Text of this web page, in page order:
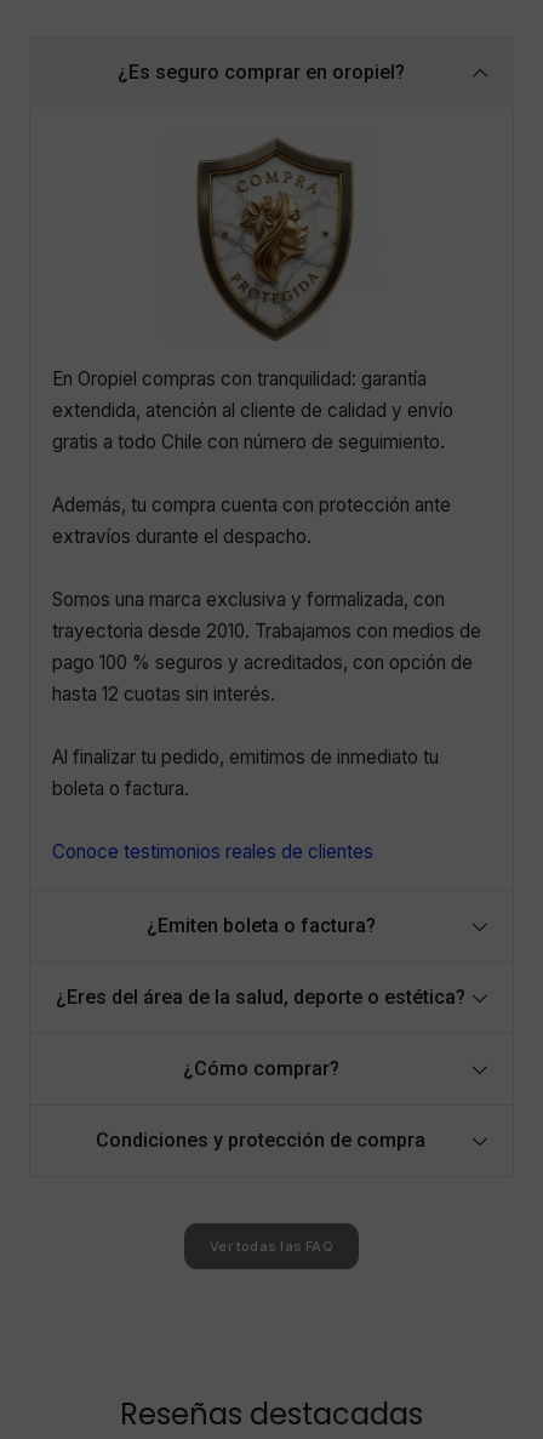
¿Es seguro comprar en oropiel?
En Oropiel compras con tranquilidad: garantía
extendida, atención al cliente de calidad y envío
gratis a todo Chile con número de seguimiento.
Además, tu compra cuenta con protección ante
extravíos durante el despacho.
Somos una marca exclusiva y formalizada, con
trayectoria desde 2010. Trabajamos con medios de
pago 100 % seguros y acreditados, con opción de
hasta 12 cuotas sin interés.
Al finalizar tu pedido, emitimos de inmediato tu
boleta o factura.
Conoce testimonios reales de clientes
¿Emiten boleta o factura?
¿Eres del área de la salud, deporte o estética?
¿Cómo comprar?
Condiciones y protección de compra
Ver todas las FAQ
Reseñas destacadas